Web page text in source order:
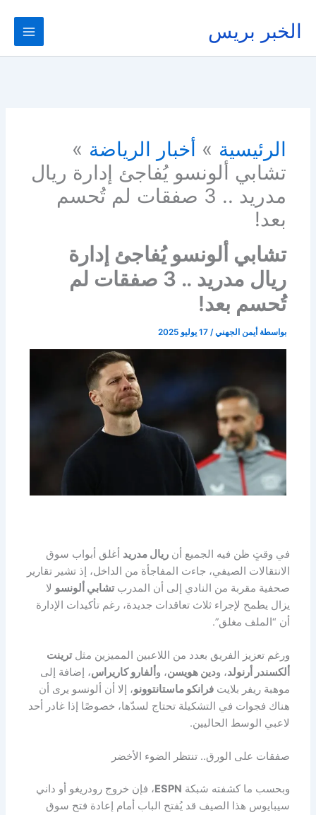
المحتوى
الخبر بريس
الرئيسية
أخبار الرياضة
تشابي ألونسو يُفاجئ إدارة ريال
مدريد .. 3 صفقات لم تُحسم
بعد!
تشابي ألونسو يُفاجئ إدارة
ريال مدريد .. 3 صفقات لم
تُحسم بعد!
بواسطة أيمن الجهني/17 يوليو 2025
في وقتٍ ظن فيه الجميع أنريال مدريد أغلق أبواب سوق
الانتقالات الصيفي، جاءت المفاجأة من الداخل، إذ تشير تقارير
صحفية مقربة من النادي إلى أن المدربتشابي ألونسو لا
يزال يطمح لإجراء ثلاث تعاقدات جديدة، رغم تأكيدات الإدارة
أن “الملف مغلق”.
ورغم تعزيز الفريق بعدد من اللاعبين المميزين مثلترينت
ألكسندر أرنولد، ودين هويسن، و ألفارو كاريراس، إضافة إلى
موهبة ريفر بلايتفرانكو ماستانتوونو، إلا أن ألونسو يرى أن
هناك فجوات في التشكيلة تحتاج لسدّها، خصوصًا إذا غادر أحد
لاعبي الوسط الحاليين.
صفقات على الورق.. تنتظر الضوء الأخضر
وبحسب ما كشفته شبكة ESPN، فإن خروج رودريغو أو داني
سيبايوس هذا الصيف قد يُفتح الباب أمام إعادة فتح سوق